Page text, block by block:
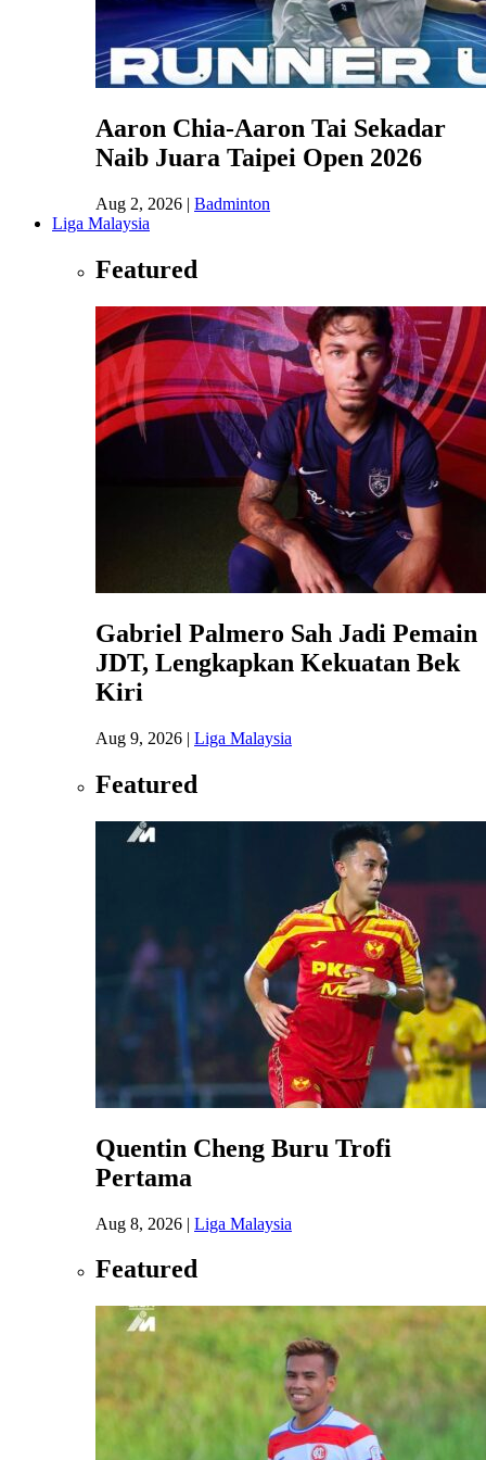
Aaron Chia-Aaron Tai Sekadar
Naib Juara Taipei Open 2026
Aug 2, 2026 | Badminton
Liga Malaysia
Featured
Gabriel Palmero Sah Jadi Pemain
JDT, Lengkapkan Kekuatan Bek
Kiri
Aug 9, 2026 | Liga Malaysia
Featured
Quentin Cheng Buru Trofi
Pertama
Aug 8, 2026 | Liga Malaysia
Featured